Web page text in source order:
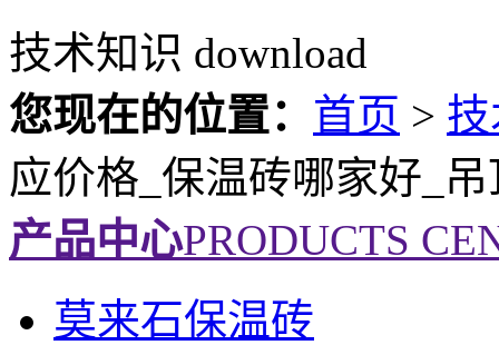
技术知识 download
您现在的位置： 首页 >
应价格_保温砖哪家好_
产品中心PRODUCTS
莫来石保温砖